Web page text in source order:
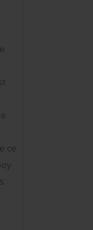
ce